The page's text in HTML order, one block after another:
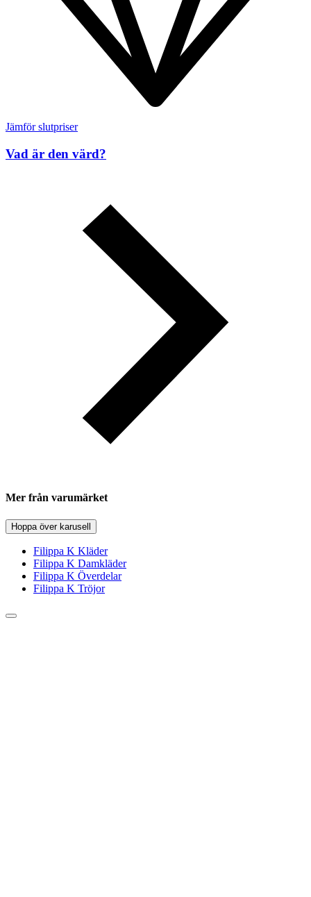
Jämför slutpriser
Vad är den värd?
Mer från varumärket
Hoppa över karusell
Filippa K Kläder
Filippa K Damkläder
Filippa K Överdelar
Filippa K Tröjor